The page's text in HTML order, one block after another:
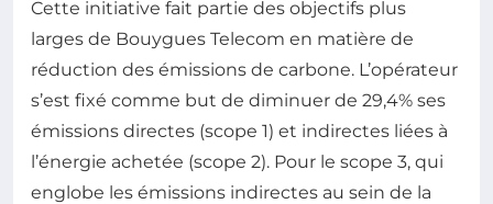
Cette initiative fait partie des objectifs plus
larges de Bouygues Telecom en matière de
réduction des émissions de carbone. L’opérateur
s’est fixé comme but de diminuer de 29,4% ses
émissions directes (scope 1) et indirectes liées à
l’énergie achetée (scope 2). Pour le scope 3, qui
englobe les émissions indirectes au sein de la